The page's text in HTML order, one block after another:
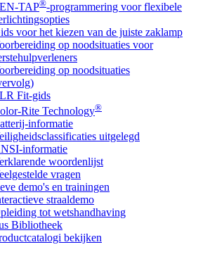
TAP®-programmering voor flexibele
voor het kiezen van de juiste zaklamp
op noodsituaties voor
op noodsituaties
Fit-gids
Rite Technology®
informatie
uitgelegd
informatie
woordenlijst
vragen
demo's en trainingen
straaldemo
tot wetshandhaving
Bibliotheek
bekijken